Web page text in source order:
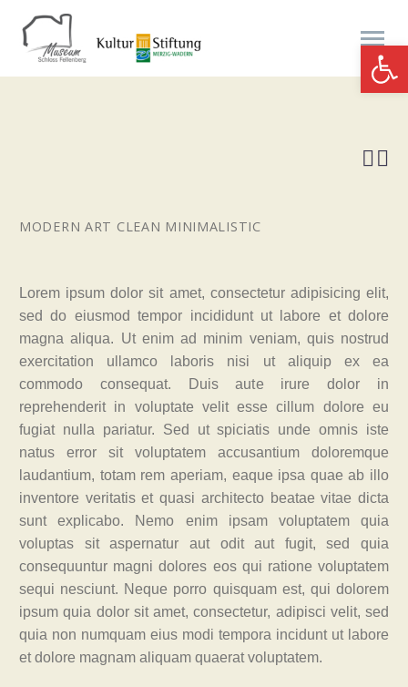

MODERN ART CLEAN MINIMALISTIC
Lorem ipsum dolor sit amet, consectetur adipisicing elit,
sed do eiusmod tempor incididunt ut labore et dolore
magna aliqua. Ut enim ad minim veniam, quis nostrud
exercitation ullamco laboris nisi ut aliquip ex ea
commodo consequat. Duis aute irure dolor in
reprehenderit in voluptate velit esse cillum dolore eu
fugiat nulla pariatur. Sed ut spiciatis unde omnis iste
natus error sit voluptatem accusantium doloremque
laudantium, totam rem aperiam, eaque ipsa quae ab illo
inventore veritatis et quasi architecto beatae vitae dicta
sunt explicabo. Nemo enim ipsam voluptatem quia
voluptas sit aspernatur aut odit aut fugit, sed quia
consequuntur magni dolores eos qui ratione voluptatem
sequi nesciunt. Neque porro quisquam est, qui dolorem
ipsum quia dolor sit amet, consectetur, adipisci velit, sed
quia non numquam eius modi tempora incidunt ut labore
et dolore magnam aliquam quaerat voluptatem.